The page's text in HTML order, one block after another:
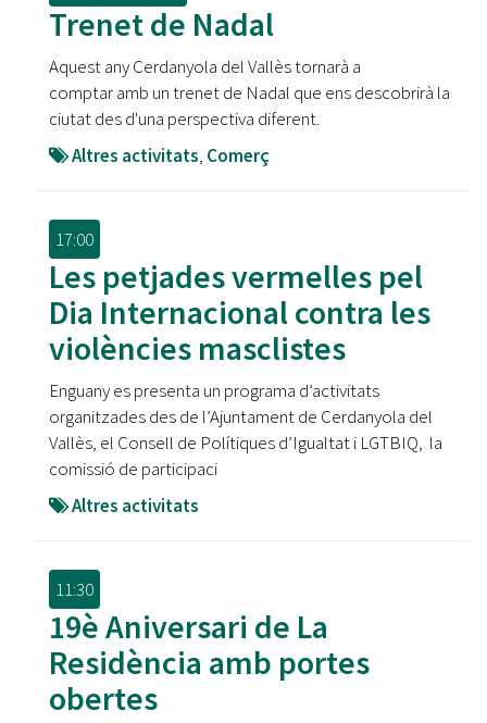
Trenet de Nadal
Aquest any Cerdanyola del Vallès tornarà a
comptar amb un trenet de Nadal que ens descobrirà la
ciutat des d'una perspectiva diferent.
Altres activitats, Comerç
17:00
Les petjades vermelles pel
Dia Internacional contra les
violències masclistes
Enguany es presenta un programa d’activitats
organitzades des de l’Ajuntament de Cerdanyola del
Vallès, el Consell de Polítiques d’Igualtat i LGTBIQ, la
comissió de participaci
Altres activitats
11:30
19è Aniversari de La
Residència amb portes
obertes